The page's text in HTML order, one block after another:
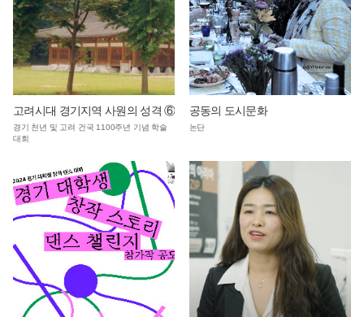
고려시대 경기지역 사원의 성격 ⑥
경기 천년 및 고려 건국 1100주년 기념 학술
대회
공동의 도시문화
논단